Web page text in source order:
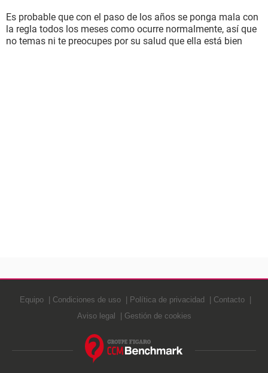
Es probable que con el paso de los años se ponga mala con
la regla todos los meses como ocurre normalmente, así que
no temas ni te preocupes por su salud que ella está bien
Equipo Condiciones de uso Política de privacidad
Contacto
Aviso legal
Gestión de cookies